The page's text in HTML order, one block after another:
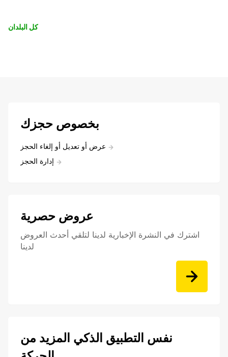
كل البلدان
بخصوص حجزك
عرض أو تعديل أو إلغاء الحجز
إدارة الحجز
عروض حصرية
اشترك في النشرة الإخبارية لدينا لتلقي أحدث العروض
لدينا
نفس التطبيق الذكي المزيد من